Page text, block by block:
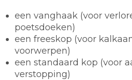
een vanghaak (voor
poetsdoeken)
een freeskop (voor
voorwerpen)
een standaard kop (voor
verstopping)